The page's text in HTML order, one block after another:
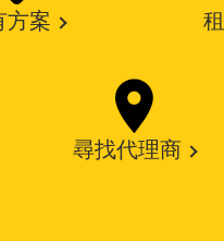
方案
尋找代理商